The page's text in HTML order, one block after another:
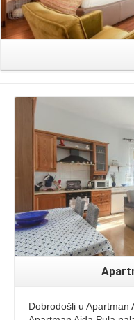
Dobrodošli u Apartman